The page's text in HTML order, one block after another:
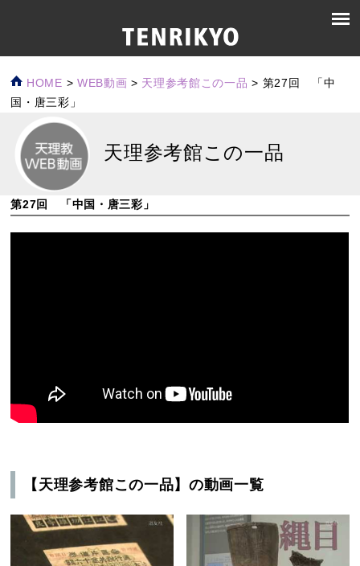
HOME > WEB動画 > 天理参考館この一品 > 第27回 「中
国・唐三彩」
天理参考館この一品
第27回 「中国・唐三彩」
【天理参考館この一品】の動画一覧